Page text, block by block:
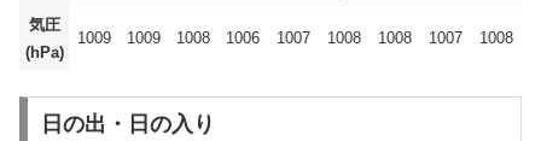
気圧
(hPa)
1009 1009 1008 1006 1007 1008 1008 1007 1008
日の出・日の入り